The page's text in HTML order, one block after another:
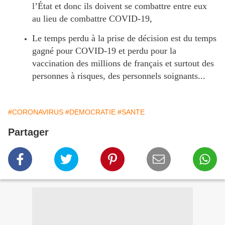
l’État et donc ils doivent se combattre entre eux
au lieu de combattre COVID-19,
Le temps perdu à la prise de décision est du temps
gagné pour COVID-19 et perdu pour la
vaccination des millions de français et surtout des
personnes à risques, des personnels soignants...
#CORONAVIRUS #DEMOCRATIE #SANTE
Partager